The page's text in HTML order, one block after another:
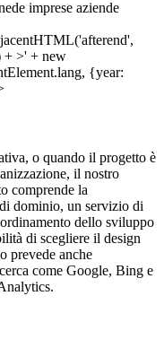
o quando il progetto è
il nostro
comprende la
dominio, un servizio di
dello sviluppo
di scegliere il design
prevede anche
come Google, Bing e